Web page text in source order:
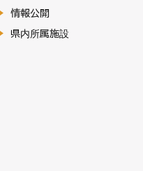
情報公開
県内所属施設